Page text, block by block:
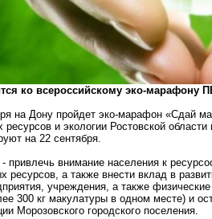
ко всероссийскому эко-марафону
на Дону пройдет эко-марафон «Сдай
ресурсов и экологии Ростовской
на 22 сентября.
привлечь внимание населения к
ресурсов, а также внести вклад в
учреждения, а также
300 кг макулатуры в одном месте) и
Морозовского городского поселения.